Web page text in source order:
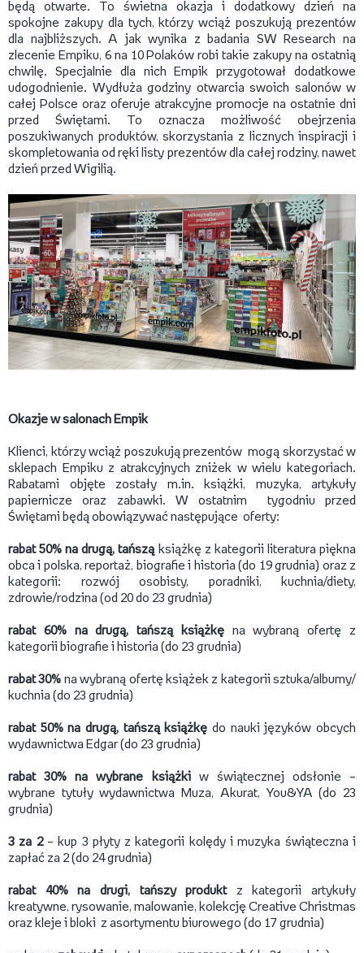
będą otwarte. To świetna okazja i dodatkowy dzień na
spokojne zakupy dla tych, którzy wciąż poszukują prezentów
dla najbliższych. A jak wynika z badania SW Research na
zlecenie Empiku, 6 na 10 Polaków robi takie zakupy na ostatnią
chwilę. Specjalnie dla nich Empik przygotował dodatkowe
udogodnienie. Wydłuża godziny otwarcia swoich salonów w
całej Polsce oraz oferuje atrakcyjne promocje na ostatnie dni
przed Świętami. To oznacza możliwość obejrzenia
poszukiwanych produktów, skorzystania z licznych inspiracji i
skompletowania od ręki listy prezentów dla całej rodziny, nawet
dzień przed Wigilią.
Okazje w salonach Empik
Klienci, którzy wciąż poszukują prezentów mogą skorzystać w
sklepach Empiku z atrakcyjnych zniżek w wielu kategoriach.
Rabatami objęte zostały m.in. książki, muzyka, artykuły
papiernicze oraz zabawki. W ostatnim tygodniu przed
Świętami będą obowiązywać następujące oferty:
rabat 50% na drugą, tańszą książkę z kategorii literatura piękna
obca i polska, reportaż, biografie i historia (do 19 grudnia) oraz z
kategorii: rozwój osobisty, poradniki, kuchnia/diety,
zdrowie/rodzina (od 20 do 23 grudnia)
rabat 60% na drugą, tańszą książkęna wybraną ofertę z
kategorii biografie i historia (do 23 grudnia)
rabat 30% na wybraną ofertę książek z kategorii sztuka/albumy/
kuchnia (do 23 grudnia)
rabat 50% na drugą, tańszą książkę do nauki języków obcych
wydawnictwa Edgar (do 23 grudnia)
rabat 30% na wybrane książkiw świątecznej odsłonie –
wybrane tytuły wydawnictwa Muza, Akurat, You&YA (do 23
grudnia)
3 za 2– kup 3 płyty z kategorii kolędy i muzyka świąteczna i
zapłać za 2 (do 24 grudnia)
rabat 40% na drugi, tańszy produktz kategorii artykuły
kreatywne, rysowanie, malowanie, kolekcję Creative Christmas
oraz kleje i bloki z asortymentu biurowego (do 17 grudnia)